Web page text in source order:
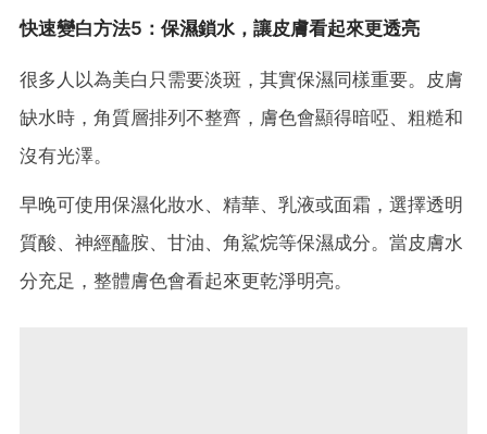
快速變白方法5：保濕鎖水，讓皮膚看起來更透亮
很多人以為美白只需要淡斑，其實保濕同樣重要。皮膚
缺水時，角質層排列不整齊，膚色會顯得暗啞、粗糙和
沒有光澤。
早晚可使用保濕化妝水、精華、乳液或面霜，選擇透明
質酸、神經醯胺、甘油、角鯊烷等保濕成分。當皮膚水
分充足，整體膚色會看起來更乾淨明亮。